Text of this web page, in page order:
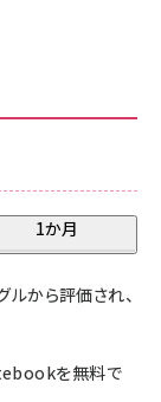
1か月
から評価され、
を無料で